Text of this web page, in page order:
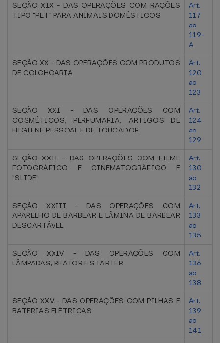
SEÇÃO XIX - DAS OPERAÇÕES COM RAÇÕES
TIPO "PET" PARA ANIMAIS DOMÉSTICOS
Art.
117
ao
119-
A
SEÇÃO XX - DAS OPERAÇÕES COM PRODUTOS
DE COLCHOARIA
Art.
120
ao
123
SEÇÃO XXI - DAS OPERAÇÕES COM
COSMÉTICOS, PERFUMARIA, ARTIGOS DE
HIGIENE PESSOAL E DE TOUCADOR
Art.
124
ao
129
SEÇÃO XXII - DAS OPERAÇÕES COM FILME
FOTOGRÁFICO E CINEMATOGRÁFICO E
"SLIDE"
Art.
130
ao
132
SEÇÃO XXIII - DAS OPERAÇÕES COM
APARELHO DE BARBEAR E LÂMINA DE BARBEAR
DESCARTÁVEL
Art.
133
ao
135
SEÇÃO XXIV - DAS OPERAÇÕES COM
LÂMPADAS, REATOR E STARTER
Art.
136
ao
138
SEÇÃO XXV - DAS OPERAÇÕES COM PILHAS E
BATERIAS ELÉTRICAS
Art.
139
ao
141